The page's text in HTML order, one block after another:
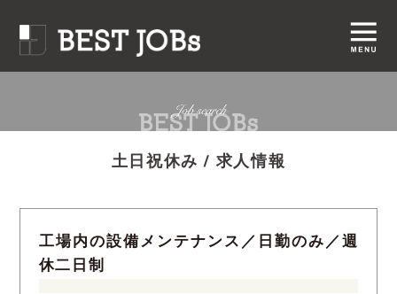
土日祝休み / 求人情報
工場内の設備メンテナンス／日勤のみ／週
休二日制